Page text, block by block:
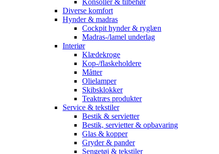
Konsoller & tilbehør
Diverse komfort
Hynder & madras
Cockpit hynder & ryglæn
Madras-/lamel underlag
Interiør
Klædekroge
Kop-/flaskeholdere
Måtter
Olielamper
Skibsklokker
Teaktræs produkter
Service & tekstiler
Bestik & servietter
Bestik, servietter & opbavaring
Glas & kopper
Gryder & pander
Sengetøj & tekstiler